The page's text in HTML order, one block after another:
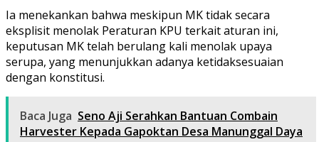
Ia menekankan bahwa meskipun MK tidak secara
eksplisit menolak Peraturan KPU terkait aturan ini,
keputusan MK telah berulang kali menolak upaya
serupa, yang menunjukkan adanya ketidaksesuaian
dengan konstitusi.
Baca Juga Seno Aji Serahkan Bantuan Combain
Harvester Kepada Gapoktan Desa Manunggal Daya